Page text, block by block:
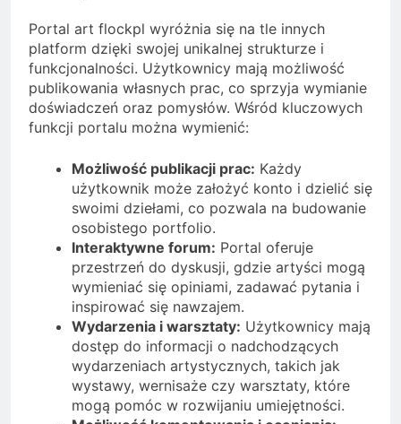
Portal art flockpl wyróżnia się na tle innych
platform dzięki swojej unikalnej strukturze i
funkcjonalności. Użytkownicy mają możliwość
publikowania własnych prac, co sprzyja wymianie
doświadczeń oraz pomysłów. Wśród kluczowych
funkcji portalu można wymienić:
Możliwość publikacji prac: Każdy
użytkownik może założyć konto i dzielić się
swoimi dziełami, co pozwala na budowanie
osobistego portfolio.
Interaktywne forum: Portal oferuje
przestrzeń do dyskusji, gdzie artyści mogą
wymieniać się opiniami, zadawać pytania i
inspirować się nawzajem.
Wydarzenia i warsztaty: Użytkownicy mają
dostęp do informacji o nadchodzących
wydarzeniach artystycznych, takich jak
wystawy, wernisaże czy warsztaty, które
mogą pomóc w rozwijaniu umiejętności.